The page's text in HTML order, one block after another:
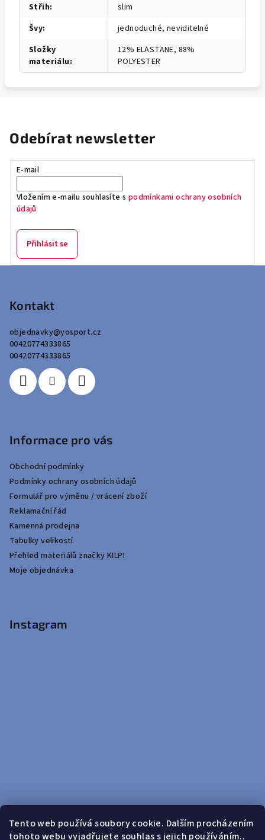
Tento web používá soubory cookie. Dalším procházením
tohoto webu vyjadřujete souhlas s jejich používáním..
Střih:
slim
Švy:
jednoduché, neviditelné
Složky
materiálu:
12% ELASTANE, 88%
POLYESTER
Odebírat newsletter
E-mail
Vložením e-mailu souhlasíte s podmínkami ochrany osobních
údajů
Přihlásit se
Kontakt
objednavky@yosport.cz
00420774333865
00420774333865
Informace pro vás
Obchodní podmínky
Podmínky ochrany osobních údajů
Formulář pro výměnu / vrácení zboží
Reklamační řád
Kamenná prodejna
Tabulky velikostí
Přehled materiálů značky KILPI
Moje objednávka
Instagram